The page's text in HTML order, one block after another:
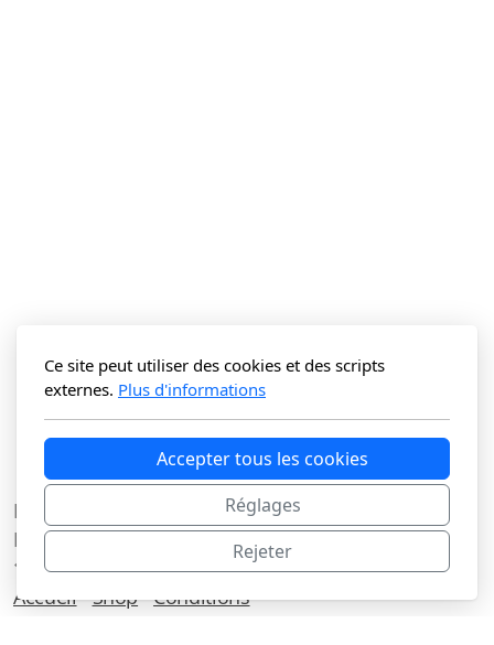
La Vitrine du N Sàrl
Route du Lac 3C
1427 Bonvillars
Accueil Shop Conditions
Ce site peut utiliser des cookies et des scripts
externes. Plus d'informations
Accepter tous les cookies
Réglages
Rejeter